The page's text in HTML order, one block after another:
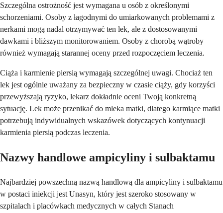
Szczególna ostrożność jest wymagana u osób z określonymi
schorzeniami. Osoby z łagodnymi do umiarkowanych problemami z
nerkami mogą nadal otrzymywać ten lek, ale z dostosowanymi
dawkami i bliższym monitorowaniem. Osoby z chorobą wątroby
również wymagają starannej oceny przed rozpoczęciem leczenia.
Ciąża i karmienie piersią wymagają szczególnej uwagi. Chociaż ten
lek jest ogólnie uważany za bezpieczny w czasie ciąży, gdy korzyści
przewyższają ryzyko, lekarz dokładnie oceni Twoją konkretną
sytuację. Lek może przenikać do mleka matki, dlatego karmiące matki
potrzebują indywidualnych wskazówek dotyczących kontynuacji
karmienia piersią podczas leczenia.
Nazwy handlowe ampicyliny i sulbaktamu
Najbardziej powszechną nazwą handlową dla ampicyliny i sulbaktamu
w postaci iniekcji jest Unasyn, który jest szeroko stosowany w
szpitalach i placówkach medycznych w całych Stanach